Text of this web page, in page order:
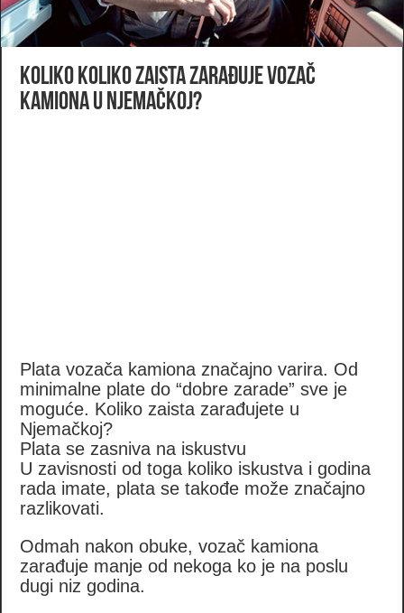
Koliko koliko zaista zarađuje vozač
kamiona u Njemačkoj?
Plata vozača kamiona značajno varira. Od
minimalne plate do “dobre zarade” sve je
moguće. Koliko zaista zarađujete u
Njemačkoj?
Plata se zasniva na iskustvu
U zavisnosti od toga koliko iskustva i godina
rada imate, plata se takođe može značajno
razlikovati.
Odmah nakon obuke, vozač kamiona
zarađuje manje od nekoga ko je na poslu
dugi niz godina.